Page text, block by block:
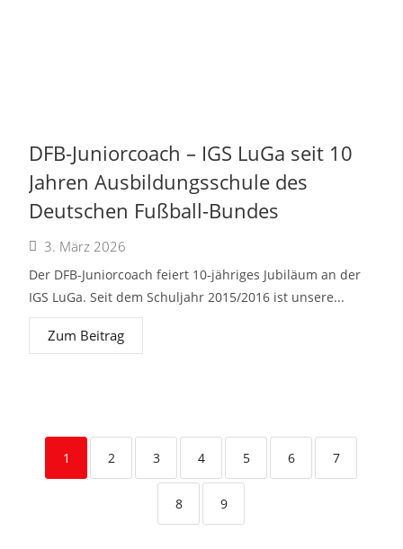
DFB-Juniorcoach – IGS LuGa seit 10
Jahren Ausbildungsschule des
Deutschen Fußball-Bundes
3. März 2026
Der DFB-Juniorcoach feiert 10-jähriges Jubiläum an der
IGS LuGa. Seit dem Schuljahr 2015/2016 ist unsere...
Zum Beitrag
1 2 3 4 5 6 7
8 9